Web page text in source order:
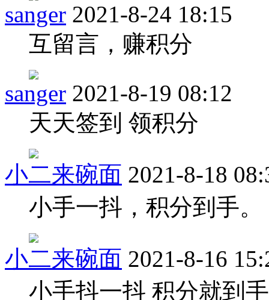
sanger 2021-8-24 18:15
互留言，赚积分
sanger 2021-8-19 08:12
天天签到 领积分
小二来碗面 2021-8-18
小手一抖，积分到手。
小二来碗面 2021-8-16
小手抖一抖 积分就到手